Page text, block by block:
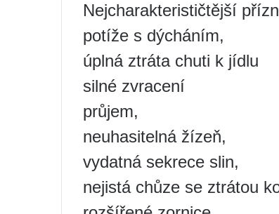
Nejcharakterističtější
potíže s dýcháním,
úplná ztráta chuti k jídlu
silné zvracení
průjem,
neuhasitelná žízeň,
vydatná sekrece slin,
nejistá chůze se ztrátou